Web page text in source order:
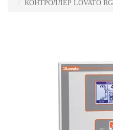
КОНТРОЛЛЕР LOVATO